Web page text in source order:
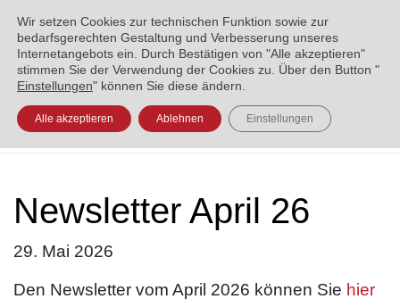
ENGLISH العربية УКРАЇНСЬКА
Newsletter April 26
29. Mai 2026
Den Newsletter vom April 2026 können Sie hier
Wir setzen Cookies zur technischen Funktion sowie zur
bedarfsgerechten Gestaltung und Verbesserung unseres
Internetangebots ein. Durch Bestätigen von "Alle akzeptieren"
stimmen Sie der Verwendung der Cookies zu. Über den Button "
Einstellungen" können Sie diese ändern.
Alle akzeptieren Ablehnen Einstellungen